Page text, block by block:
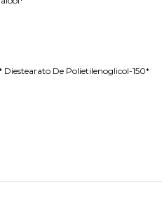
De Polietilenoglicol-150*